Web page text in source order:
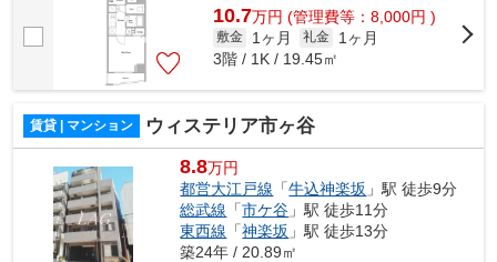
10.7万円 (管理費等：8,000円 )
敷金 1ヶ月 礼金
1ヶ月
3階 / 1K / 19.45㎡
賃貸 | マンション ウィステリア市ヶ谷
8.8万円
都営大江戸線 「牛込神楽坂 」駅 徒歩9分
総武線 「市ケ谷 」駅 徒歩11分
東西線 「神楽坂 」駅 徒歩13分
築24年 / 20.89㎡